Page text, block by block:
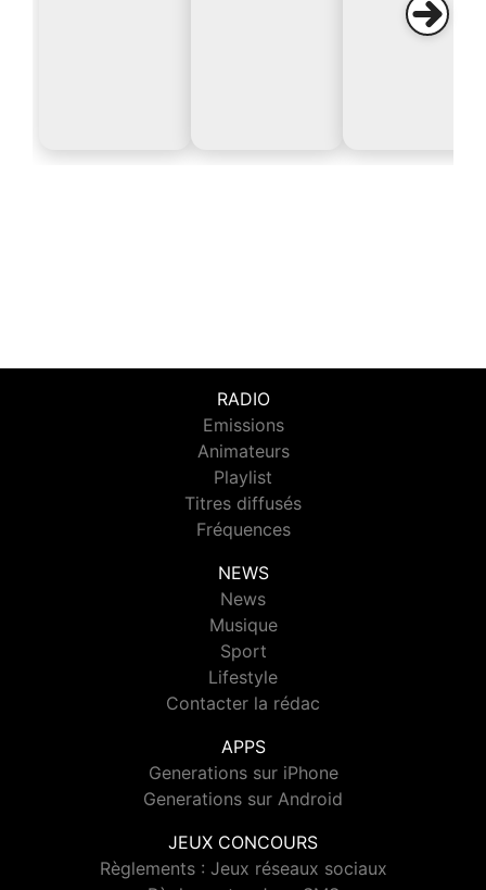
RADIO
Emissions
Animateurs
Playlist
Titres diffusés
Fréquences
NEWS
News
Musique
Sport
Lifestyle
Contacter la rédac
APPS
Generations sur iPhone
Generations sur Android
JEUX CONCOURS
Règlements : Jeux réseaux sociaux